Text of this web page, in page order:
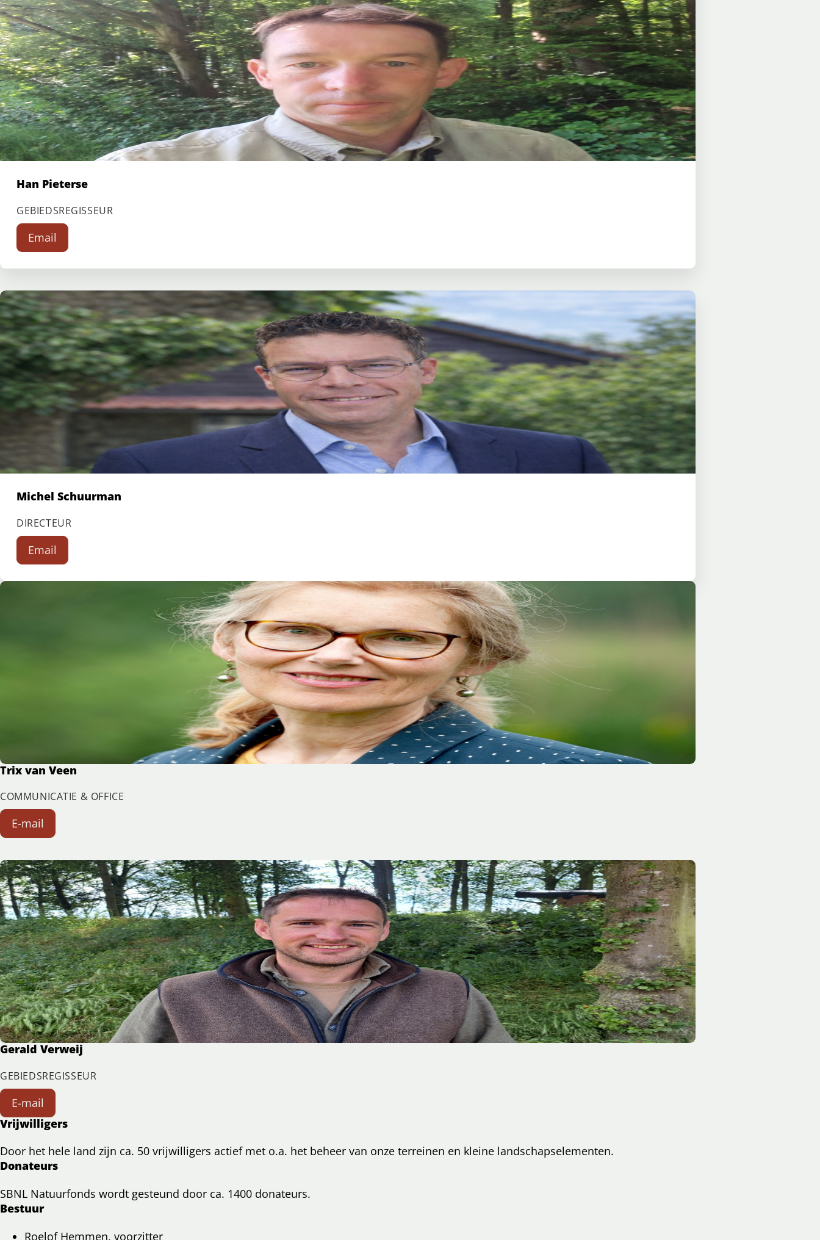
Han Pieterse
GEBIEDSREGISSEUR
Email
Michel Schuurman
DIRECTEUR
Email
Trix van Veen
COMMUNICATIE & OFFICE
E-mail
Gerald Verweij
GEBIEDSREGISSEUR
E-mail
Vrijwilligers
Door het hele land zijn ca. 50 vrijwilligers actief met o.a. het beheer van onze terreinen en kleine landschapselementen.
Donateurs
SBNL Natuurfonds wordt gesteund door ca. 1400 donateurs.
Bestuur
Roelof Hemmen, voorzitter